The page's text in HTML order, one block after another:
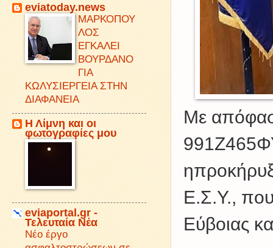
Με
η
Ε.Σ.Υ., που
Εύβοιας
eviatoday.news
ΜΑΡΚΟΠΟΥ
ΛΟΣ
ΕΓΚΑΛΕΙ
ΒΟΥΡΔΑΝΟ
ΓΙΑ
ΚΩΛΥΣΙΕΡΓΕΙΑ ΣΤΗΝ
ΔΙΑΦΑΝΕΙΑ
Η Λίμνη και οι
φωτογραφίες μου
eviaportal.gr -
Τελευταία Νέα
Νέο έργο